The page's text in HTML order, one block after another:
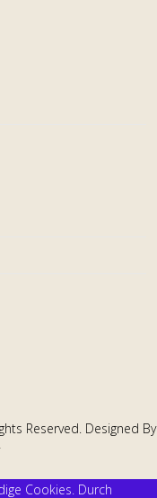
Reserved. Designed By
Cookies. Durch